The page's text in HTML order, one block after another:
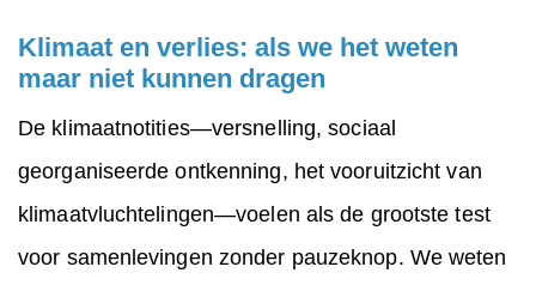
Klimaat en verlies: als we het weten
maar niet kunnen dragen
De klimaatnotities—versnelling, sociaal
georganiseerde ontkenning, het vooruitzicht van
klimaatvluchtelingen—voelen als de grootste test
voor samenlevingen zonder pauzeknop. We weten